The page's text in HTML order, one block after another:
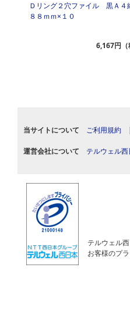
Ｄリング２穴ファイル 黒Ａ４
８８ｍｍ×１０
6,167円（
当サイトについて ご利用規約
運営会社について テルウェル
テルウェル
お客様のプ